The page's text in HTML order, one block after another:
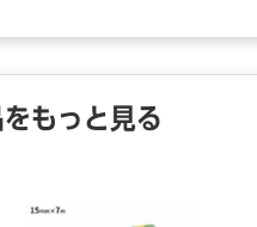
もっと見る